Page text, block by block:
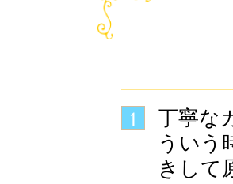
1
丁寧な
ういう
きして